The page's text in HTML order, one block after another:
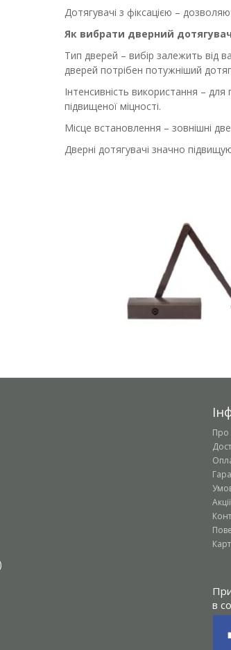
Дотягувачі з фіксацією –
Як вибрати дверний
Тип дверей – вибір залежить від
дверей потрібен потужніший
Інтенсивність використання –
підвищеної міцності.
Місце встановлення – зовнішні
Дверні дотягувачі значно
Про
Акції
в